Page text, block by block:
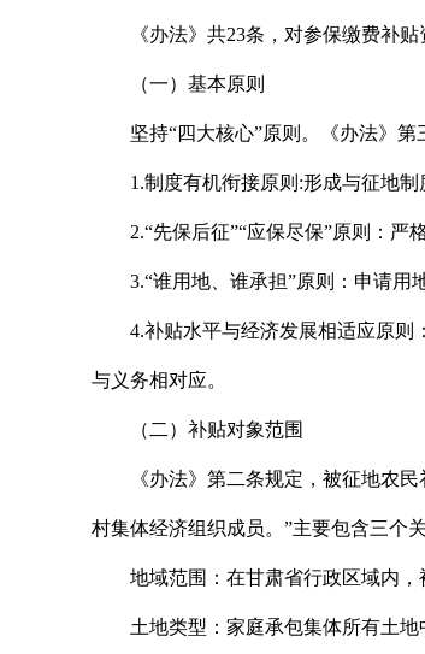
《办法》共23条，对参保缴费补
（一）基本原则
坚持“四大核心”原则。《办法》
1.制度有机衔接原则:形成与征地
2.“先保后征”“应保尽保”原则：
3.“谁用地、谁承担”原则：申请用
4.补贴水平与经济发展相适应原则
与义务相对应。
（二）补贴对象范围
《办法》第二条规定，被征地农
村集体经济组织成员。”主要包含三个
地域范围：在甘肃省行政区域内，
土地类型：家庭承包集体所有土地